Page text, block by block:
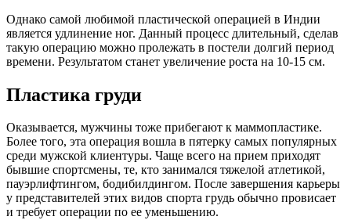
Однако самой любимой пластической операцией в Индии
является удлинение ног. Данный процесс длительный, сделав
такую операцию можно пролежать в постели долгий период
времени. Результатом станет увеличение роста на 10-15 см.
Пластика груди
Оказывается, мужчины тоже прибегают к маммопластике.
Более того, эта операция вошла в пятерку самых популярных
среди мужской клиентуры. Чаще всего на прием приходят
бывшие спортсмены, те, кто занимался тяжелой атлетикой,
пауэрлифтингом, бодибилдингом. После завершения карьеры
у представителей этих видов спорта грудь обычно провисает
и требует операции по ее уменьшению.